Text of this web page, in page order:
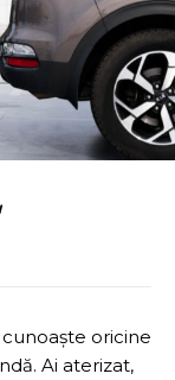
oricine
Ai aterizat,